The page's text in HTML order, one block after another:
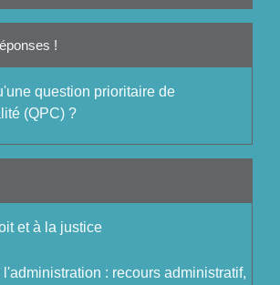
!
question prioritaire de
(QPC) ?
et à la justice
l'administration : recours administratif,